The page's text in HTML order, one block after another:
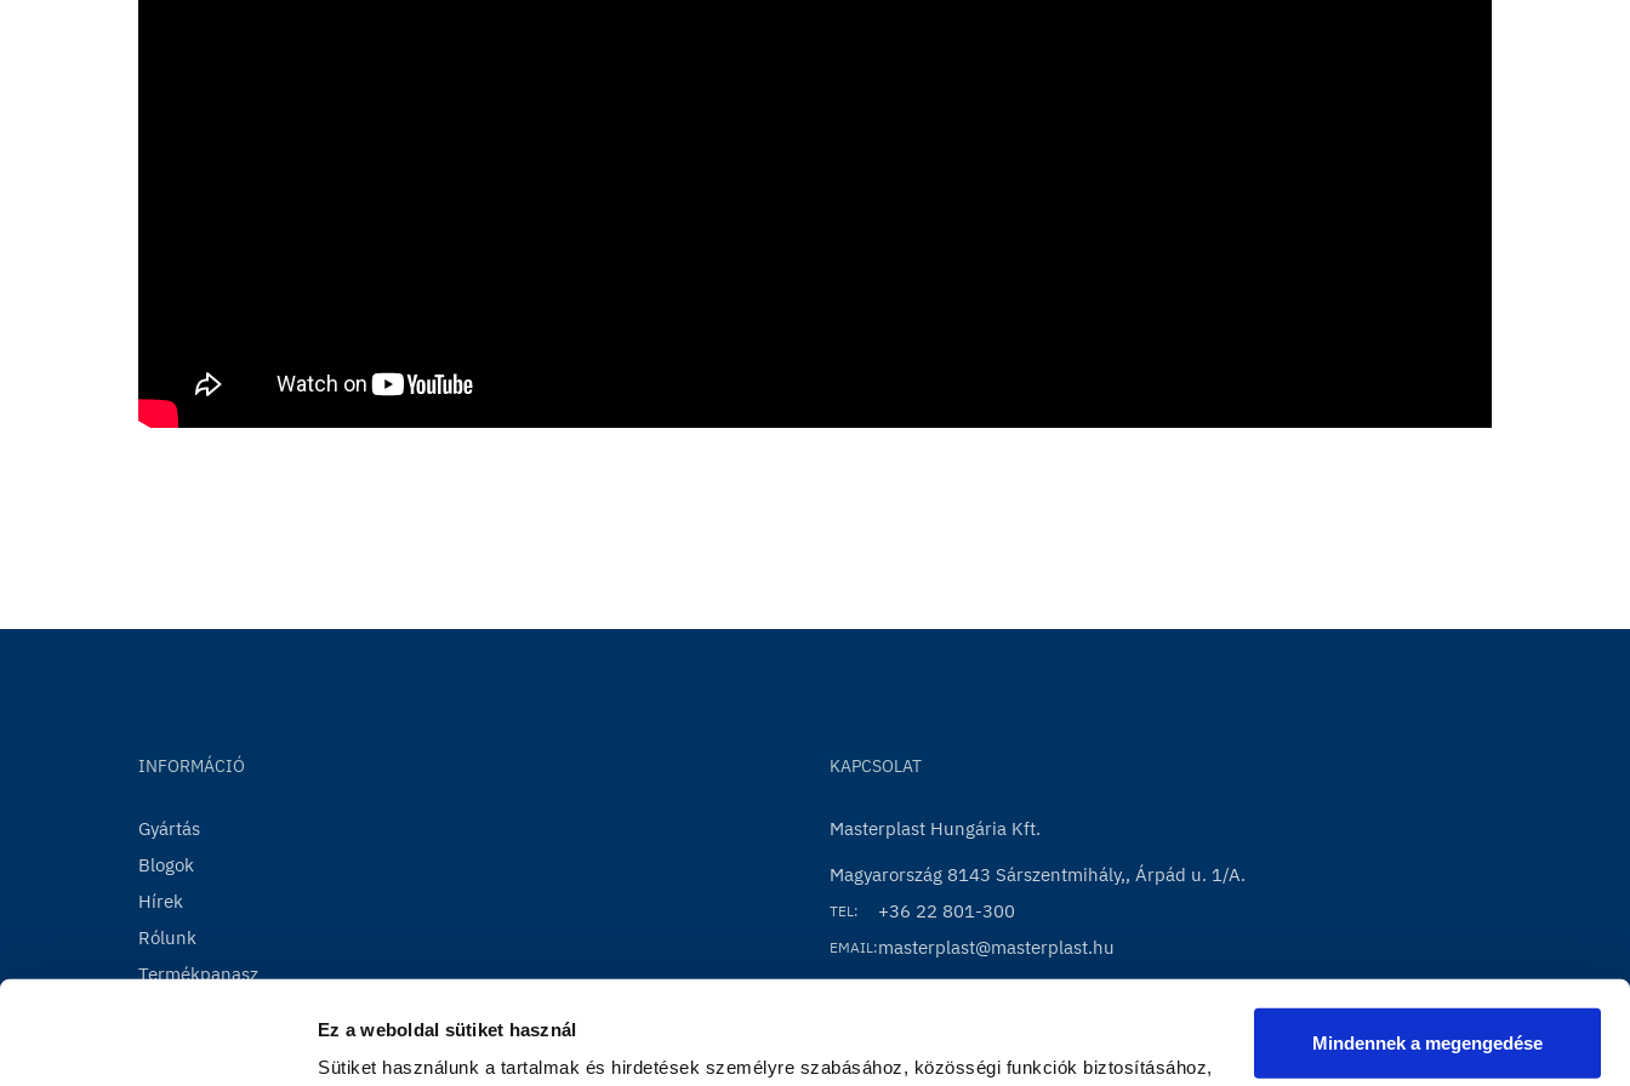
Ez a weboldal sütiket használ
Sütiket használunk a tartalmak és hirdetések személyre szabásához, közösségi funkciók biztosításához,
Mindennek a megengedése
INFORMÁCIÓ
Gyártás
Blogok
Hírek
Rólunk
Termékpanasz
KAPCSOLAT
Masterplast Hungária Kft.
Magyarország 8143 Sárszentmihály,, Árpád u. 1/A.
TEL: +36 22 801-300
EMAIL:masterplast@masterplast.hu